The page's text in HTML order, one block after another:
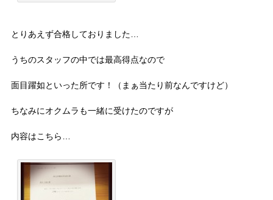
とりあえず合格しておりました…
うちのスタッフの中では最高得点なので
面目躍如といった所です！（まぁ当たり前なんですけど）
ちなみにオクムラも一緒に受けたのですが
内容はこちら…